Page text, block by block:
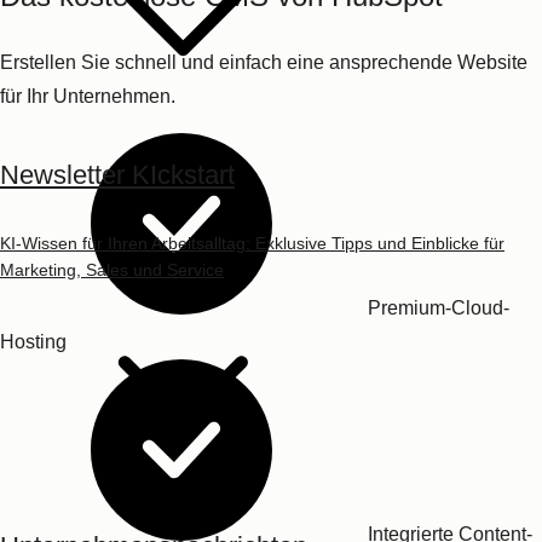
Newsletter KIckstart
KI-Wissen für Ihren Arbeitsalltag: Exklusive Tipps und Einblicke für
Marketing, Sales und Service
Websitegestaltung
Sicherheitsfeatures